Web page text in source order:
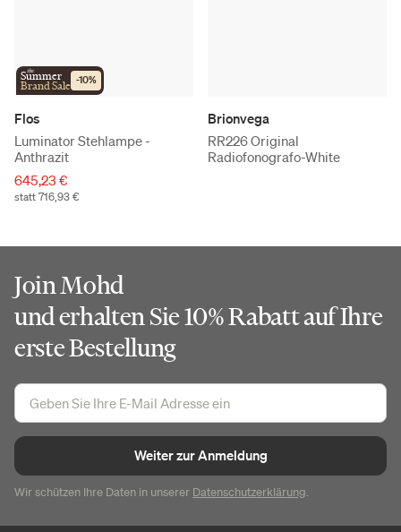
the
Summer
Brand Sale -10%
Flos
Luminator Stehlampe -
Anthrazit
645,23 €
statt 716,93 €
Brionvega
RR226 Original
Radiofonografo-White
Join Mohd
und erhalten Sie 10% Rabatt auf Ihre
erste Bestellung
Weiter zur Anmeldung
Wir schützen Ihre Daten in unserer Datenschutzerklärung.